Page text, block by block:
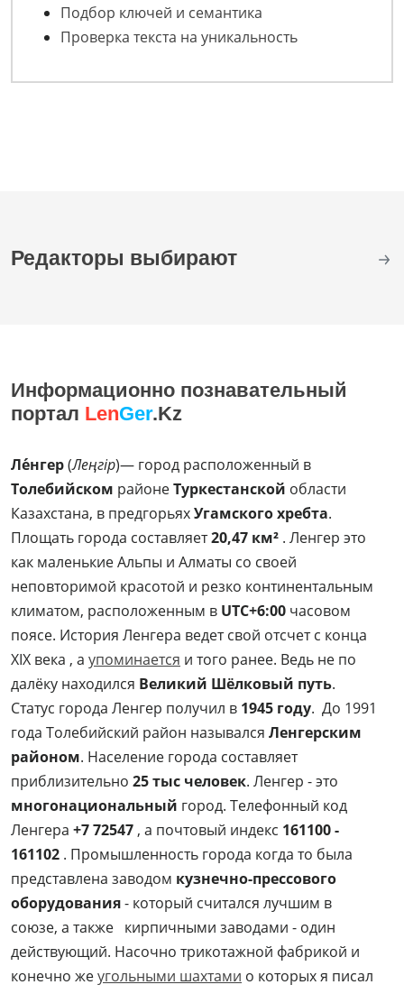
Подбор ключей и семантика
Проверка текста на уникальность
Редакторы выбирают
Информационно познавательный
портал LenGer.Kz
Ле́нгер(Леңгір)— город расположенный в
Толебийском районеТуркестанской области
Казахстана, в предгорьяхУгамского хребта.
Площать города составляет20,47 км² . Ленгер это
как маленькие Альпы и Алматы со своей
неповторимой красотой и резко континентальным
климатом, расположенным в UTC+6:00 часовом
поясе. История Ленгера ведет свой отсчет с конца
XIX века , а упоминается и того ранее. Ведь не по
далёку находился Великий Шёлковый путь.
Статус города Ленгер получил в 1945 году. До 1991
года Толебийский район назывался Ленгерским
районом. Население города составляет
приблизительно 25 тыс человек. Ленгер - это
многонациональный город. Телефонный код
Ленгера +7 72547 , а почтовый индекс 161100 -
161102 . Промышленность города когда то была
представлена заводом кузнечно-прессового
оборудования- который считался лучшим в
союзе, а также кирпичными заводами - один
действующий. Насочно трикотажной фабрикой и
конечно жеугольными шахтами о которых я писал